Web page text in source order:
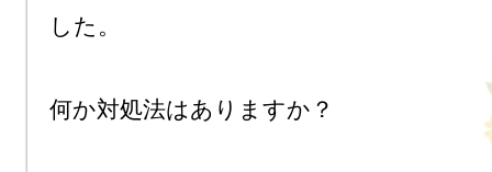
した。
何か対処法はありますか？